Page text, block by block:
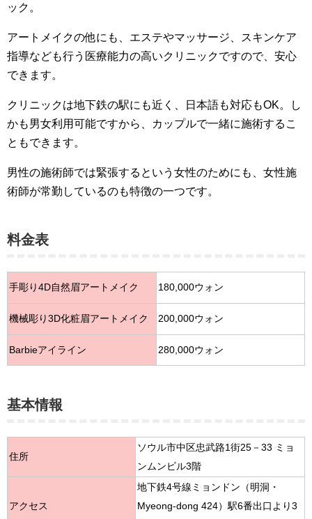
ック。
アートメイクの他にも、エステやマッサージ、スキンケア
指導なども行う医療能力の高いクリニックですので、安心
できます。
クリニックは地下鉄の駅にも近く、日本語も対応もOK。し
かも男女利用可能ですから、カップルで一緒に施術するこ
ともできます。
男性の施術師では緊張するという女性のためにも、女性施
術師が常勤しているのも特徴の一つです。
料金表
手彫り4D自然眉アートメイク 180,000ウォン
機械彫り3D化粧眉アートメイク 200,000ウォン
Barbieアイライン 280,000ウォン
基本情報
住所
ソウル市中区忠武路1街25－33 ミョ
ンムンビル3階
アクセス
地下鉄4号線ミョンドン（明洞・
Myeong-dong 424）駅6番出口より3